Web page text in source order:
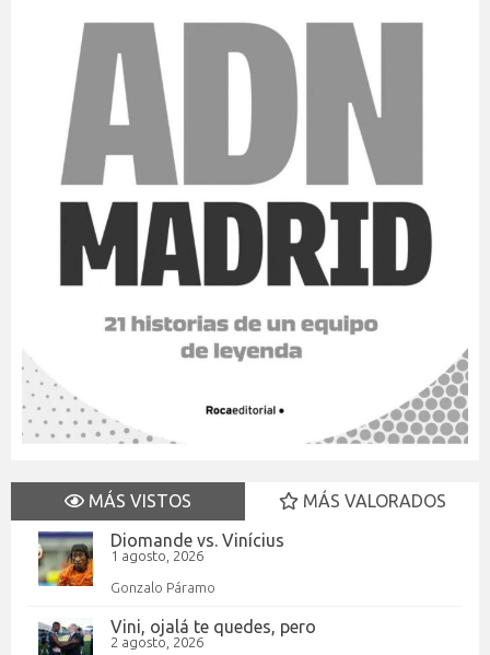
MÁS VISTOS
MÁS VALORADOS
Diomande vs. Vinícius
1 agosto, 2026
Gonzalo Páramo
Vini, ojalá te quedes, pero
2 agosto, 2026